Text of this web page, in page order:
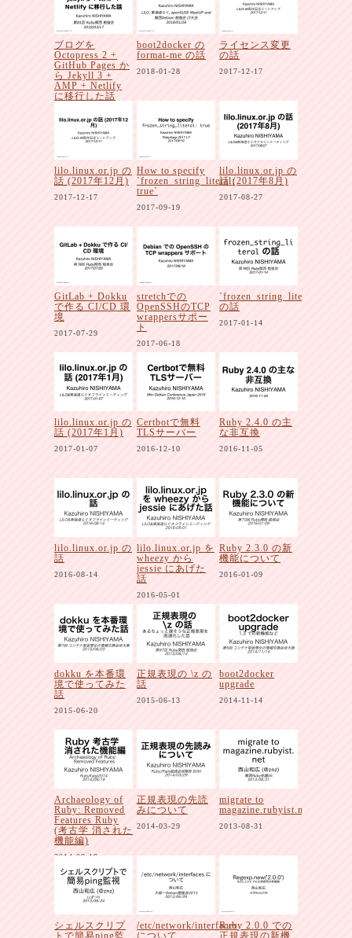
ブログを
Octopress 2 +
GitHub Pages か
ら Jekyll 3 +
AMP + Netlify
に移行した話
boot2docker の
format-me の話
2018-01-28
ライセンス変更
の話
2017-12-17
lilo.linux.or.jp の
話 (2017年12月)
2017-12-17
How to specify
`frozen_string_literal:
true`
2017-09-19
lilo.linux.or.jp の
話 (2017年8月)
2017-08-27
GitLab + Dokku
で作る CI/CD 環
境
2017-07-29
stretchでの
OpenSSHのTCP
wrappersサポー
ト
2017-06-18
`frozen_string_literal`
の話
2017-01-14
lilo.linux.or.jp の
話 (2017年1月)
2017-01-07
Certbotで無料
TLSサーバー
2016-12-10
Ruby 2.4.0 の主
な非互換
2016-11-05
lilo.linux.or.jp の
話
2016-08-14
lilo.linux.or.jp を
wheezy から
jessie にあげた
話
2016-05-01
Ruby 2.3.0 の新
機能について
2016-01-09
dokku を本番環
境で使ってみた
話
2015-06-20
正規表現の \z の
話
2015-06-13
boot2docker
upgrade
2014-11-14
Archaeology of
Ruby: Removed
Features Ruby
(考古学 消された
機能編)
2014-09-19
正規表現の先読
みについて
2014-03-29
migrate to
magazine.rubyist.net
2013-08-31
シェルスクリプ
トで簡易ping監
/etc/network/interfaces
について
Ruby 2.0.0 での
正規表現の新機